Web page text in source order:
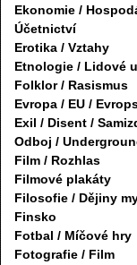
Ekonomie /
Účetnictví
Erotika / Vztahy
Etnologie / Lidové
Folklor / Rasismus
Evropa / EU /
Exil / Disent /
Odboj /
Film / Rozhlas
Filmové plakáty
Filosofie / Dějiny
Finsko
Fotbal / Míčové hry
Fotografie / Film